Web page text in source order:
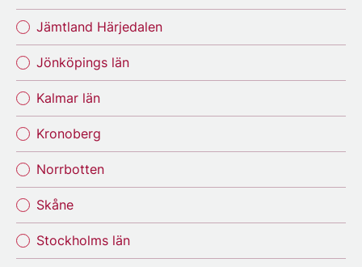
Jämtland Härjedalen
Jönköpings län
Kalmar län
Kronoberg
Norrbotten
Skåne
Stockholms län